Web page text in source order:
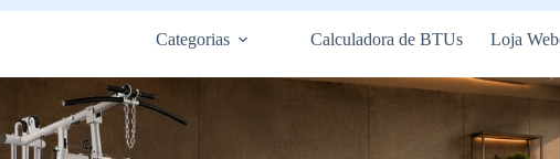
Categorias Calculadora de BTUs Loja